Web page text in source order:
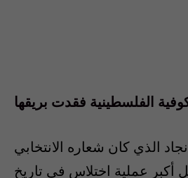
الفلسطينية فقدت بريقها
الذي كان شعاره الانتخابي
أكبر عملية اختلاس في تاريخ